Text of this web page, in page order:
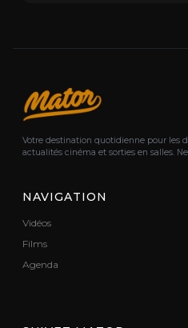
Votre destination quotidienne pour les
actualités cinéma et sorties en salles.
NAVIGATION
Vidéos
Films
Agenda